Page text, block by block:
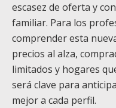
escasez de oferta y
familiar. Para los
comprender esta
precios al alza,
limitados y hogares
será clave para
mejor a cada perfil.